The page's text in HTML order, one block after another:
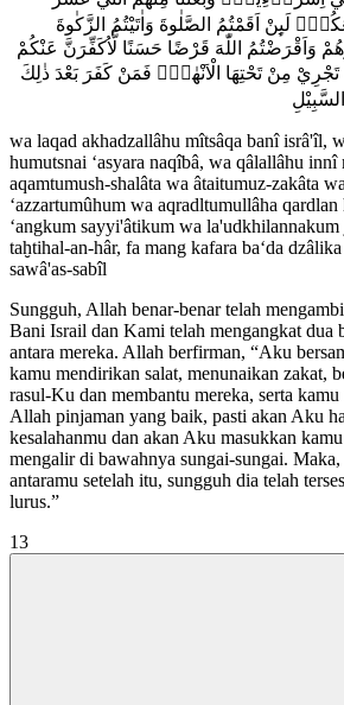
لَىِٕنْ اَقَمْتُمُ الصَّلٰوةَ وَاٰتَيْتُمُ الزَّكٰوةَ
وَاَقْرَضْتُمُ اللّٰهَ قَرْضًا حَسَنًا لَّاُكَفِّرَنَّ عَنْكُمْ
تَجْرِيْ مِنْ تَحْتِهَا الْاَنْهٰرُۚ فَمَنْ كَفَرَ بَعْدَ ذٰلِكَ
wa laqad akhadzallâhu mîtsâqa banî isrâ'îl,
humutsnai ‘asyara naqîbâ, wa qâlallâhu innî
aqamtumush-shalâta wa âtaitumuz-zakâta
‘azzartumûhum wa aqradltumullâha
‘angkum sayyi'âtikum wa
taḫtihal-an-hâr, fa mang kafara ba‘da
sawâ'as-sabîl
Sungguh, Allah benar-benar telah
Bani Israil dan Kami telah mengangkat dua
antara mereka. Allah berfirman, “Aku
kamu mendirikan salat, menunaikan zakat,
rasul-Ku dan membantu mereka, serta
Allah pinjaman yang baik, pasti akan Aku
kesalahanmu dan akan Aku masukkan
mengalir di bawahnya sungai-sungai.
antaramu setelah itu, sungguh dia telah
lurus.”
13